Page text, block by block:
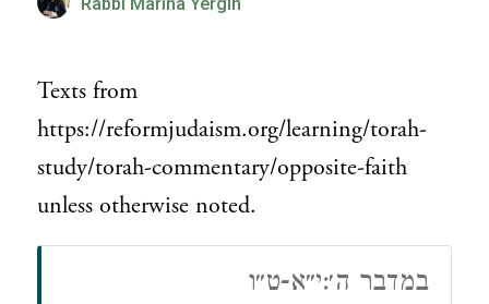
Texts from
https://reformjudaism.org/learning/torah-
study/torah-commentary/opposite-faith
unless otherwise noted.
במדבר ה׳:י״א-ט״ו